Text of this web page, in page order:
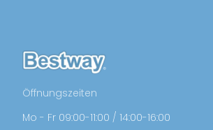
Öffnungszeiten
Mo - Fr 09:00-11:00 / 14:00-16:00